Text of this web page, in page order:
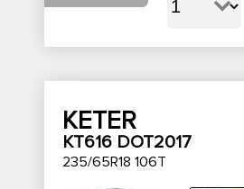
KETER
KT616 DOT2017
235/65R18 106T